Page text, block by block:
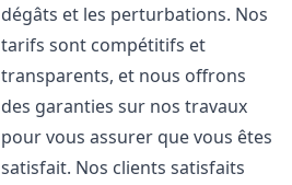
dégâts et les perturbations. Nos
tarifs sont compétitifs et
transparents, et nous offrons
des garanties sur nos travaux
pour vous assurer que vous êtes
satisfait. Nos clients satisfaits